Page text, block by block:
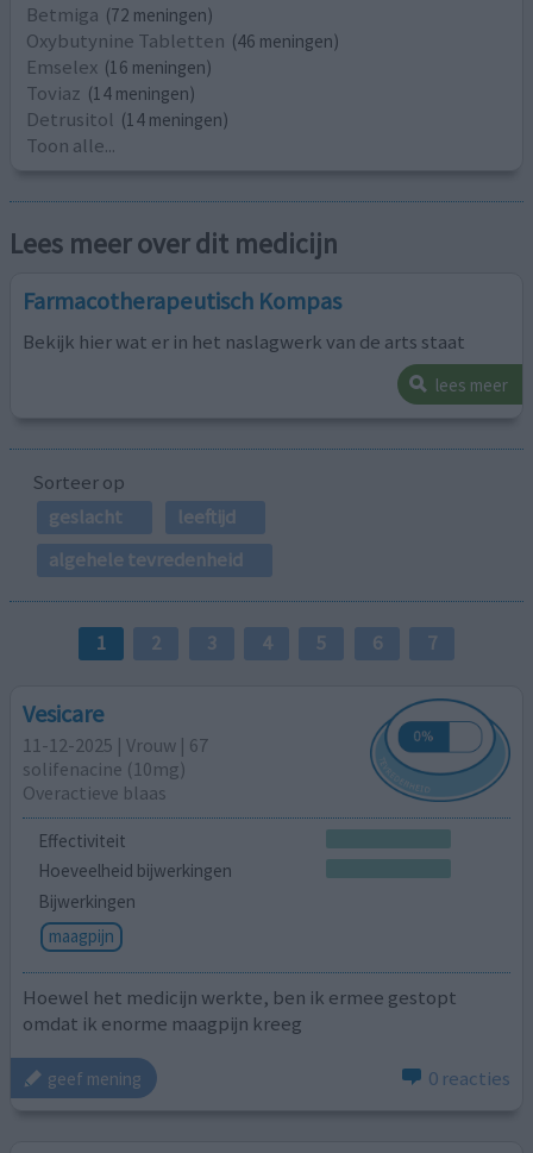
Betmiga (72 meningen)
Oxybutynine Tabletten (46 meningen)
Emselex (16 meningen)
Toviaz (14 meningen)
Detrusitol (14 meningen)
Toon alle...
Lees meer over dit medicijn
Farmacotherapeutisch Kompas
Bekijk hier wat er in het naslagwerk van de arts staat
lees meer
Sorteer op
geslacht
leeftijd
algehele tevredenheid
1 2 3 4 5 6 7
Vesicare
11-12-2025 | Vrouw | 67
solifenacine (10mg)
Overactieve blaas
Effectiviteit
Hoeveelheid bijwerkingen
Bijwerkingen
maagpijn
Hoewel het medicijn werkte, ben ik ermee gestopt
omdat ik enorme maagpijn kreeg
geef mening 0 reacties